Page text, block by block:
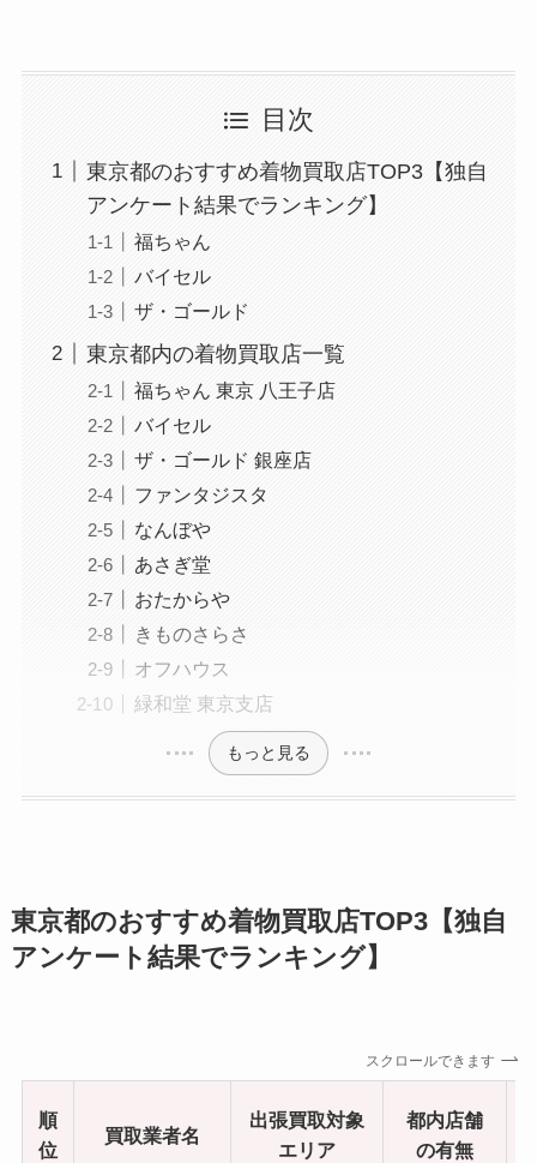
目次
東京都のおすすめ着物買取店TOP3【独自
アンケート結果でランキング】
福ちゃん
バイセル
ザ・ゴールド
東京都内の着物買取店一覧
福ちゃん 東京 八王子店
バイセル
ザ・ゴールド 銀座店
ファンタジスタ
なんぼや
あさぎ堂
おたからや
きものさらさ
オフハウス
緑和堂 東京支店
もっと見る
東京都のおすすめ着物買取店TOP3【独自
アンケート結果でランキング】
スクロールできます
順
位
買取業者名
出張買取対象
エリア
都内店舗
の有無